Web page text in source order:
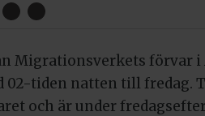
Migrationsverkets förvar i
02-tiden natten till fredag.
och är under